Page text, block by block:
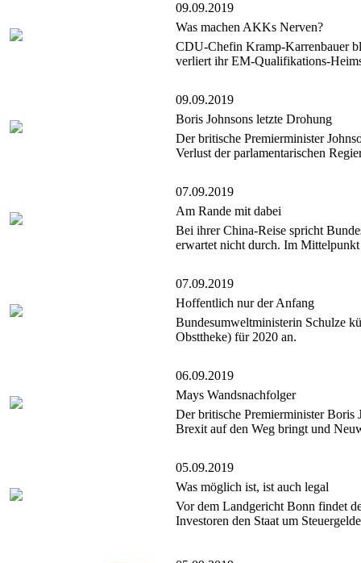
09.09.2019
Was machen AKKs Nerven?
CDU-Chefin Kramp-Karrenbauer
verliert ihr EM-Qualifikations-
09.09.2019
Boris Johnsons letzte Drohung
Der britische Premierminister
Verlust der parlamentarischen
07.09.2019
Am Rande mit dabei
Bei ihrer China-Reise spricht
erwartet nicht durch. Im
07.09.2019
Hoffentlich nur der Anfang
Bundesumweltministerin Schulze
Obsttheke) für 2020 an.
06.09.2019
Mays Wandsnachfolger
Der britische Premierminister Boris
Brexit auf den Weg bringt und
05.09.2019
Was möglich ist, ist auch legal
Vor dem Landgericht Bonn findet
Investoren den Staat um